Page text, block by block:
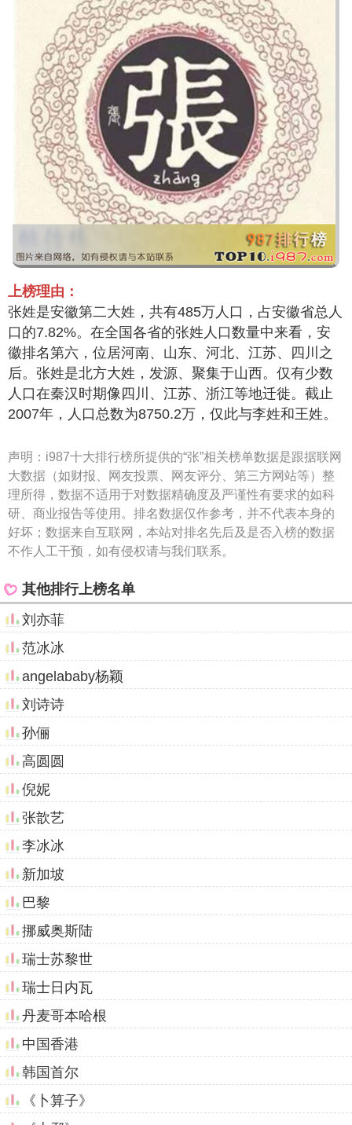
上榜理由：
张姓是安徽第二大姓，共有485万人口，占安徽省总人
口的7.82%。在全国各省的张姓人口数量中来看，安
徽排名第六，位居河南、山东、河北、江苏、四川之
后。张姓是北方大姓，发源、聚集于山西。仅有少数
人口在秦汉时期像四川、江苏、浙江等地迁徙。截止
2007年，人口总数为8750.2万，仅此与李姓和王姓。
声明： i987十大排行榜所提供的“张”相关榜单数据是跟据联网
大数据（如财报、网友投票、网友评分、第三方网站等）整
理所得，数据不适用于对数据精确度及严谨性有要求的如科
研、商业报告等使用。排名数据仅作参考，并不代表本身的
好坏；数据来自互联网，本站对排名先后及是否入榜的数据
不作人工干预，如有侵权请与我们联系。
其他排行上榜名单
刘亦菲
范冰冰
angelababy杨颖
刘诗诗
孙俪
高圆圆
倪妮
张歆艺
李冰冰
新加坡
巴黎
挪威奥斯陆
瑞士苏黎世
瑞士日内瓦
丹麦哥本哈根
中国香港
韩国首尔
《卜算子》